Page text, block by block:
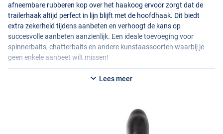
afneembare rubberen kop over het haakoog ervoor zorgt dat de
trailerhaak altijd perfect in lijn blijft met de hoofdhaak. Dit biedt
extra zekerheid tijdens aanbeten en verhoogt de kans op
succesvolle aanbeten aanzienlijk. Een ideale toevoeging voor
spinnerbaits, chatterbaits en andere kunstaassoorten waarbij je
geen enkele aanbeet wilt missen!
Lees meer